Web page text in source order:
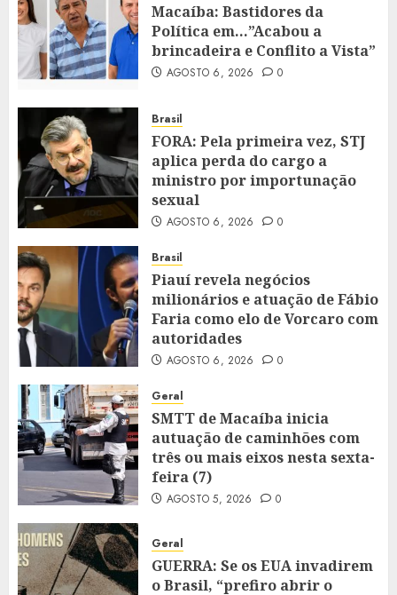
Macaíba: Bastidores da
Política em…”Acabou a
brincadeira e Conflito a Vista”
AGOSTO 6, 2026 0
Brasil
FORA: Pela primeira vez, STJ
aplica perda do cargo a
ministro por importunação
sexual
AGOSTO 6, 2026 0
Brasil
Piauí revela negócios
milionários e atuação de Fábio
Faria como elo de Vorcaro com
autoridades
AGOSTO 6, 2026 0
Geral
SMTT de Macaíba inicia
autuação de caminhões com
três ou mais eixos nesta sexta-
feira (7)
AGOSTO 5, 2026 0
Geral
GUERRA: Se os EUA invadirem
o Brasil, “prefiro abrir o